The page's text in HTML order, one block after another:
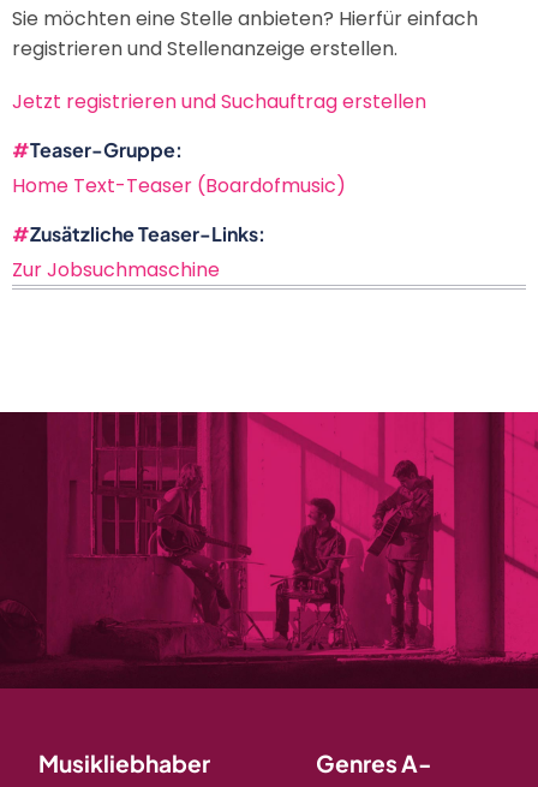
Sie möchten eine Stelle anbieten? Hierfür einfach
registrieren und Stellenanzeige erstellen.
Jetzt registrieren und Suchauftrag erstellen
Teaser-Gruppe
Home Text-Teaser (Boardofmusic)
Zusätzliche Teaser-Links
Zur Jobsuchmaschine
Musikliebhaber Genres A-